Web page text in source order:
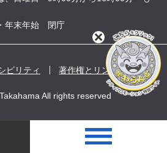
年末年始 閉庁
ビリティ 著作権とリンク
All rights reserved
閉